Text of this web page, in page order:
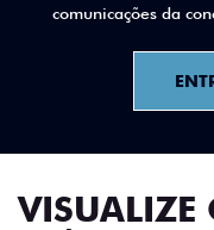
comunicações da
VISUALIZE